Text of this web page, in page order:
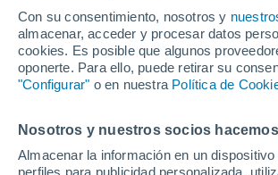
Con su consentimiento, nosotros y
almacenar, acceder y procesar datos
cookies. Es posible que algunos
oponerte. Para ello, puede retirar su
"Configurar" o en nuestra Política de
Nosotros y nuestros socios
Almacenar la información en un
perfiles para publicidad personalizada,